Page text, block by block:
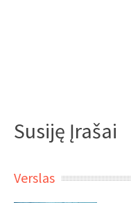
Susiję Įrašai
Verslas